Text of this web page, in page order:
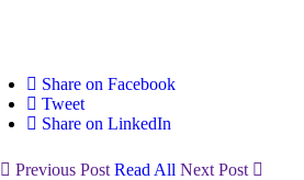
Share on Facebook
Tweet
Share on LinkedIn
Previous Post Read All Next Post